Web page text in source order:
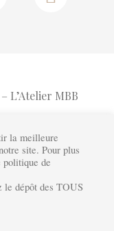
L’Atelier MBB
Cookies
la meilleure
site. Pour plus
politique de
le dépôt des TOUS